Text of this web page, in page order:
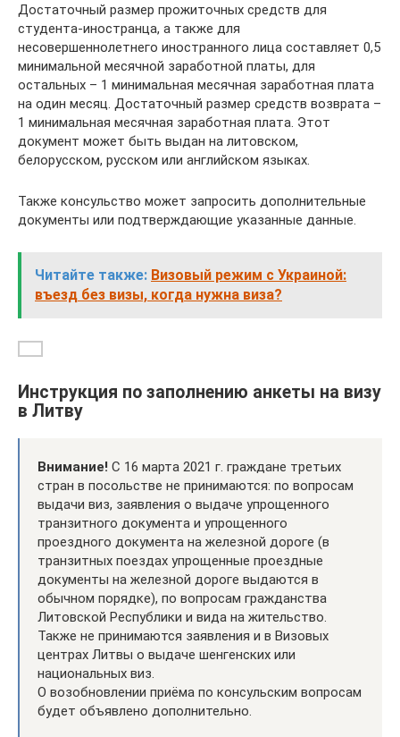
Достаточный размер прожиточных средств для
студента-иностранца, а также для
несовершеннолетнего иностранного лица составляет 0,5
минимальной месячной заработной платы, для
остальных – 1 минимальная месячная заработная плата
на один месяц. Достаточный размер средств возврата –
1 минимальная месячная заработная плата. Этот
документ может быть выдан на литовском,
белорусском, русском или английском языках.
Также консульство может запросить дополнительные
документы или подтверждающие указанные данные.
Читайте также: Визовый режим с Украиной:
въезд без визы, когда нужна виза?
Инструкция по заполнению анкеты на визу
в Литву
Внимание! С 16 марта 2021 г. граждане третьих
стран в посольстве не принимаются: по вопросам
выдачи виз, заявления о выдаче упрощенного
транзитного документа и упрощенного
проездного документа на железной дороге (в
транзитных поездах упрощенные проездные
документы на железной дороге выдаются в
обычном порядке), по вопросам гражданства
Литовской Республики и вида на жительство.
Также не принимаются заявления и в Визовых
центрах Литвы о выдаче шенгенских или
национальных виз.
О возобновлении приёма по консульским вопросам
будет объявлено дополнительно.